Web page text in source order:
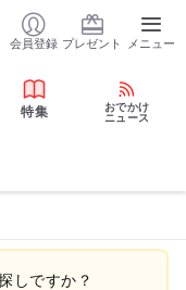
会員登録 プレゼント メニュー
特集
おでかけ
ニュース
しですか？